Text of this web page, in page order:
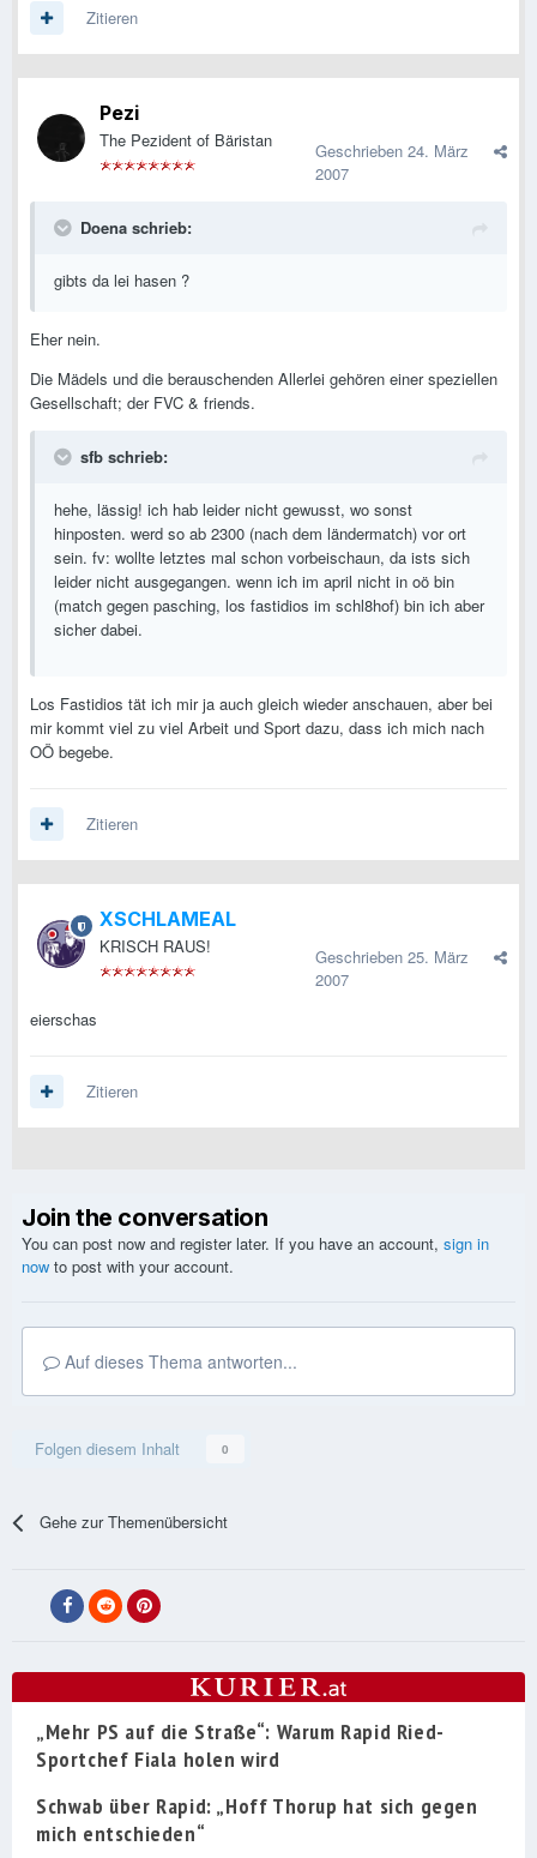
Zitieren
Pezi
The Pezident of Bäristan Geschrieben 24. März
2007
Doena schrieb:
gibts da lei hasen ?
Eher nein.
Die Mädels und die berauschenden Allerlei gehören einer speziellen
Gesellschaft; der FVC & friends.
sfb schrieb:
hehe, lässig! ich hab leider nicht gewusst, wo sonst
hinposten. werd so ab 2300 (nach dem ländermatch) vor ort
sein. fv: wollte letztes mal schon vorbeischaun, da ists sich
leider nicht ausgegangen. wenn ich im april nicht in oö bin
(match gegen pasching, los fastidios im schl8hof) bin ich aber
sicher dabei.
Los Fastidios tät ich mir ja auch gleich wieder anschauen, aber bei
mir kommt viel zu viel Arbeit und Sport dazu, dass ich mich nach
OÖ begebe.
Zitieren
XSCHLAMEAL
KRISCH RAUS! Geschrieben 25. März
2007
eierschas
Zitieren
Join the conversation
You can post now and register later. If you have an account, sign in
now to post with your account.
Auf dieses Thema antworten...
Folgen diesem Inhalt 0
Gehe zur Themenübersicht
„Mehr PS auf die Straße“: Warum Rapid Ried-
Sportchef Fiala holen wird
Schwab über Rapid: „Hoff Thorup hat sich gegen
mich entschieden“